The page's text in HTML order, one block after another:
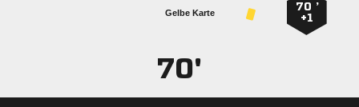
70 ’
+1
Gelbe Karte
70'